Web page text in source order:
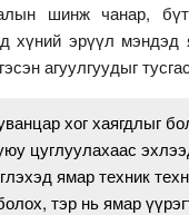
шинж чанар,
хүний эрүүл мэндэд
агуулгуудыг
хог хаягдлыг
цуглуулахаас
ямар техник
тэр нь ямар